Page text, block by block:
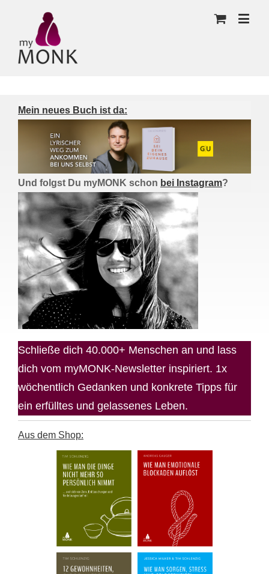
Mein neues Buch ist da:
Und folgst Du myMONK schon bei Instagram?
Schließe dich 40.000+ Menschen an und lass
dich vom myMONK-Newsletter inspiriert. 1x
wöchentlich Gedanken und konkrete Tipps für
ein erfülltes und gelassenes Leben.
Aus dem Shop: